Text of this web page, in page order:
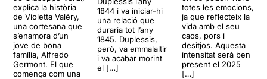
explica la història
de Violetta Valéry,
una cortesana que
s’enamora d’un
jove de bona
família, Alfredo
Germont. El que
comença com una
1844 i va iniciar-hi
una relació que
duraria tot l’any
1845. Duplessis,
però, va emmalaltir
i va acabar morint
el […]
totes les emocions,
ja que reflecteix la
vida amb el seu
caos, pors i
desitjos. Aquesta
intensitat serà ben
present el 2025
[…]